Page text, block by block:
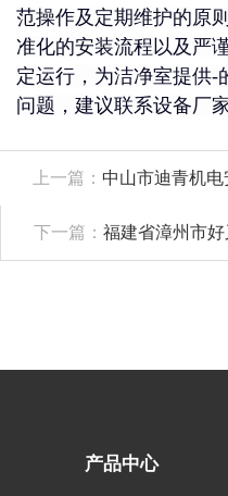
范操作及定期维护的原
准化的安装流程以及严
定运行，为洁净室提供-
问题，建议联系设备厂
上一篇： 中山市迪青机
下一篇： 福建省漳州市
产品中心